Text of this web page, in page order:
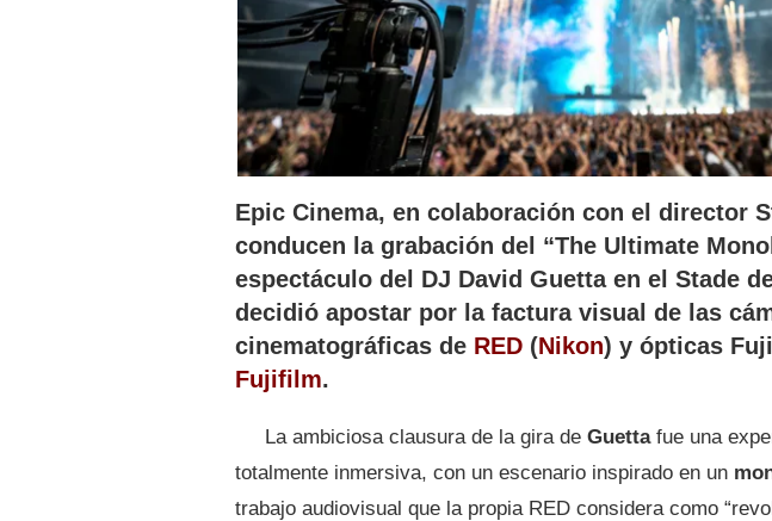
Epic Cinema, en colaboración con el director
conducen la grabación del “The Ultimate
espectáculo del DJ David Guetta en el Stade
decidió apostar por la factura visual de las
cinematográficas de RED (Nikon) y ópticas
Fujifilm.
La ambiciosa clausura de la gira de Guettafue una
totalmente inmersiva, con un escenario inspirado en un
trabajo audiovisual que la propia RED considera como